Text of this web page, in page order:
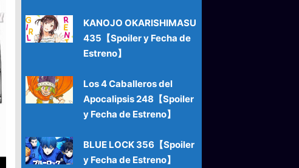
KANOJO OKARISHIMASU
435【Spoiler y Fecha de
Estreno】
Los 4 Caballeros del
Apocalipsis 248【Spoiler
y Fecha de Estreno】
BLUE LOCK 356【Spoiler
y Fecha de Estreno】